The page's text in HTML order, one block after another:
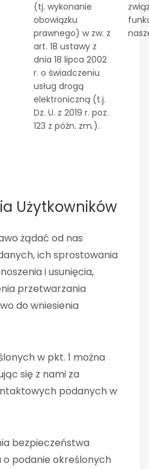
(tj. wykonanie
obowiązku
prawnego) w zw. z
art. 18 ustawy z
dnia 18 lipca 2002
r. o świadczeniu
usług drogą
elektroniczną (t.j.
Dz. U. z 2019 r. poz.
123 z późn. zm.).
Użytkowników
żądać od nas
ich sprostowania
i usunięcia,
przetwarzania
do wniesienia
w pkt. 1 można
się z nami za
podanych w
bezpieczeństwa
podanie określonych